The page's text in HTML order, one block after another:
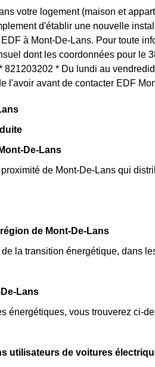
votre logement (maison et
d'établir une nouvelle
à Mont-De-Lans. Pour toute
dont les coordonnées pour le
* Du lundi au
l'avoir avant de contacter EDF
De-Lans
de Mont-De-Lans qui
de Mont-De-Lans
la transition énergétique, dans
Lans
énergétiques, vous trouverez ci-
utilisateurs de voitures